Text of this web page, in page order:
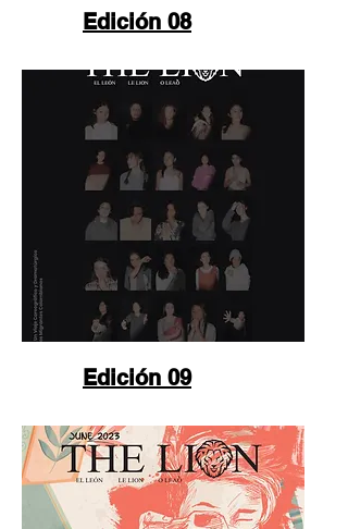
Edición 08
Edición 09